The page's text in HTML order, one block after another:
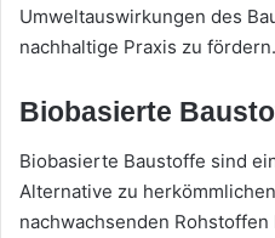
Umweltauswirkungen des
nachhaltige Praxis zu fördern.
Biobasierte
Biobasierte Baustoffe sind
Alternative zu
nachwachsenden